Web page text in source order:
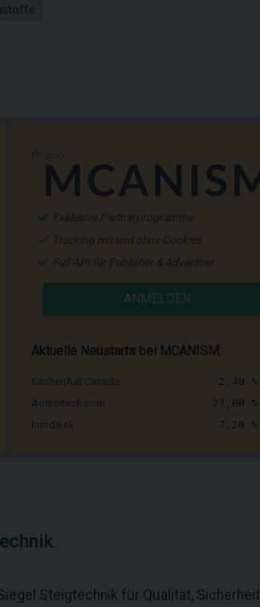
Exklusive Partnerprogramme
Tracking mit und ohne Cookies
Full-API für Publisher & Advertiser
ANMELDEN
Aktuelle Neustarts bei MCANISM:
KitchenAid Canada 2,40 %
Aomeitech.com 21,00 %
Imoda.sk 7,20 %
Steigtechnik für Qualität,